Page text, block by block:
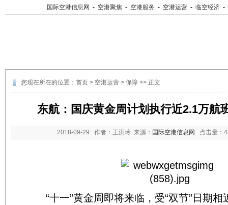
国际空港信息网 - 空港聚焦 - 空港服务 - 空港运营 - 临空经济 -
您现在所在的位置： 首页 > 空港运营 > 保障 >> 正文
东航：国庆黄金周计划执行近2.1万航
2018-09-29 作者：王洪玲 来源： 国际空港信息网 点击量：
“十一”黄金周即将来临，受“双节”日期相